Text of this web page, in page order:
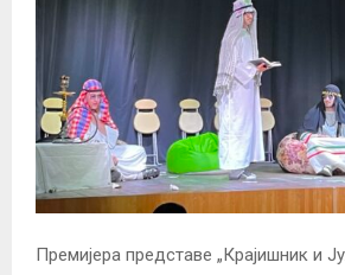
Премијера представе „Крајишник и